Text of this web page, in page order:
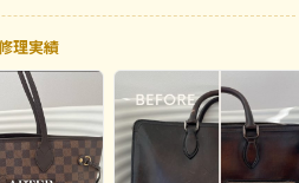
理実績